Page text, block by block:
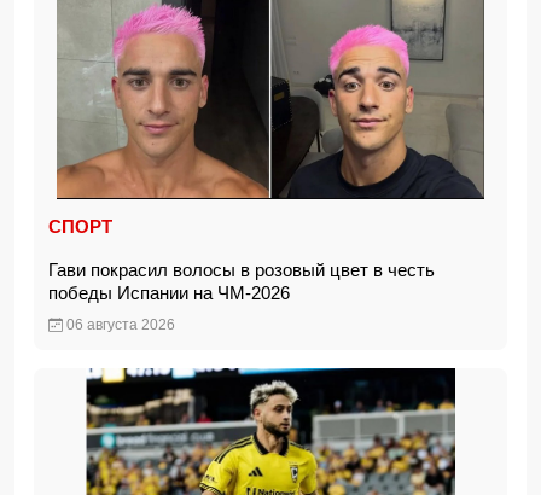
СПОРТ
Гави покрасил волосы в розовый цвет в честь
победы Испании на ЧМ-2026
06 августа 2026